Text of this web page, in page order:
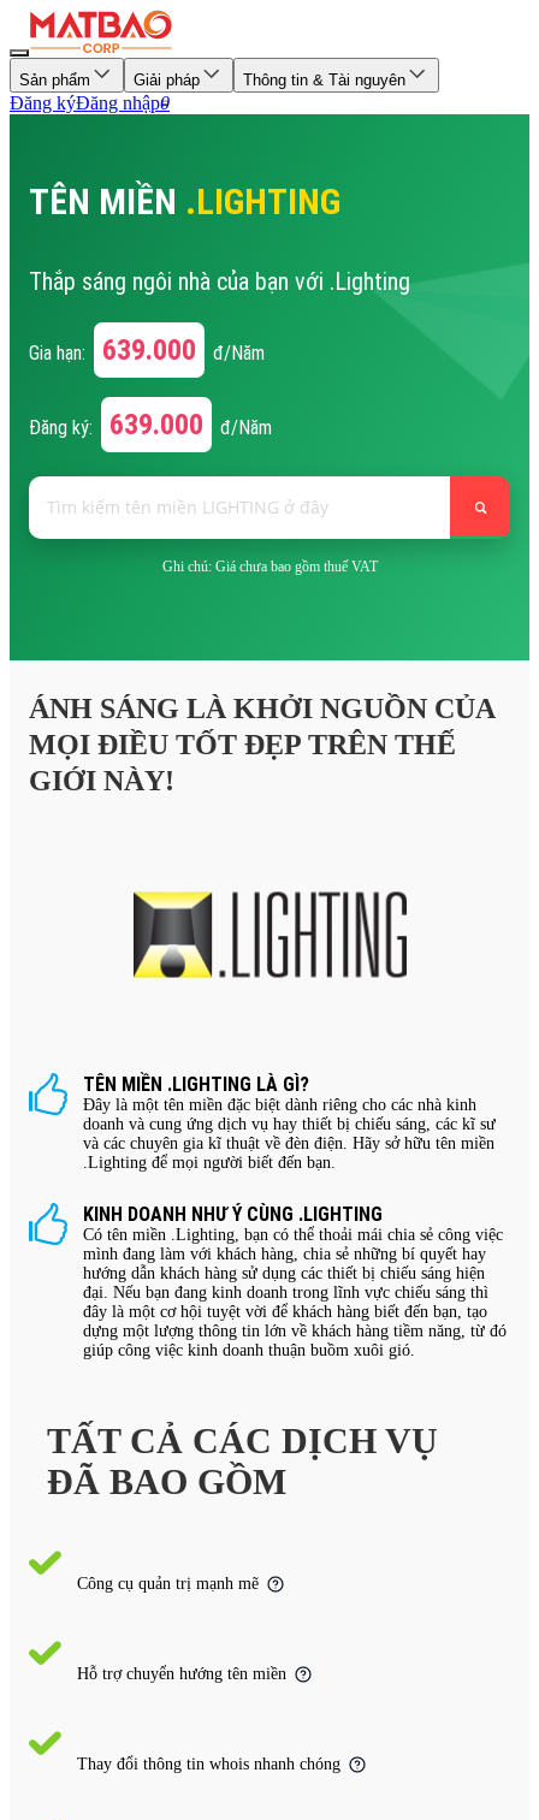
Sản phẩm Giải pháp Thông tin & Tài nguyên
Đăng kýĐăng nhập0
TÊN MIỀN .LIGHTING
Thắp sáng ngôi nhà của bạn với .Lighting
Gia hạn: 639.000 đ/Năm
Đăng ký: 639.000 đ/Năm
Ghi chú: Giá chưa bao gồm thuế VAT
ÁNH SÁNG LÀ KHỞI NGUỒN CỦA
MỌI ĐIỀU TỐT ĐẸP TRÊN THẾ
GIỚI NÀY!
TÊN MIỀN .LIGHTING LÀ GÌ?
Đây là một tên miền đặc biệt dành riêng cho các nhà kinh
doanh và cung ứng dịch vụ hay thiết bị chiếu sáng, các kĩ sư
và các chuyên gia kĩ thuật về đèn điện. Hãy sở hữu tên miền
.Lighting để mọi người biết đến bạn.
KINH DOANH NHƯ Ý CÙNG .LIGHTING
Có tên miền .Lighting, bạn có thể thoải mái chia sẻ công việc
mình đang làm với khách hàng, chia sẻ những bí quyết hay
hướng dẫn khách hàng sử dụng các thiết bị chiếu sáng hiện
đại. Nếu bạn đang kinh doanh trong lĩnh vực chiếu sáng thì
đây là một cơ hội tuyệt vời để khách hàng biết đến bạn, tạo
dựng một lượng thông tin lớn về khách hàng tiềm năng, từ đó
giúp công việc kinh doanh thuận buồm xuôi gió.
TẤT CẢ CÁC DỊCH VỤ
ĐÃ BAO GỒM
Công cụ quản trị mạnh mẽ
Hỗ trợ chuyển hướng tên miền
Thay đổi thông tin whois nhanh chóng